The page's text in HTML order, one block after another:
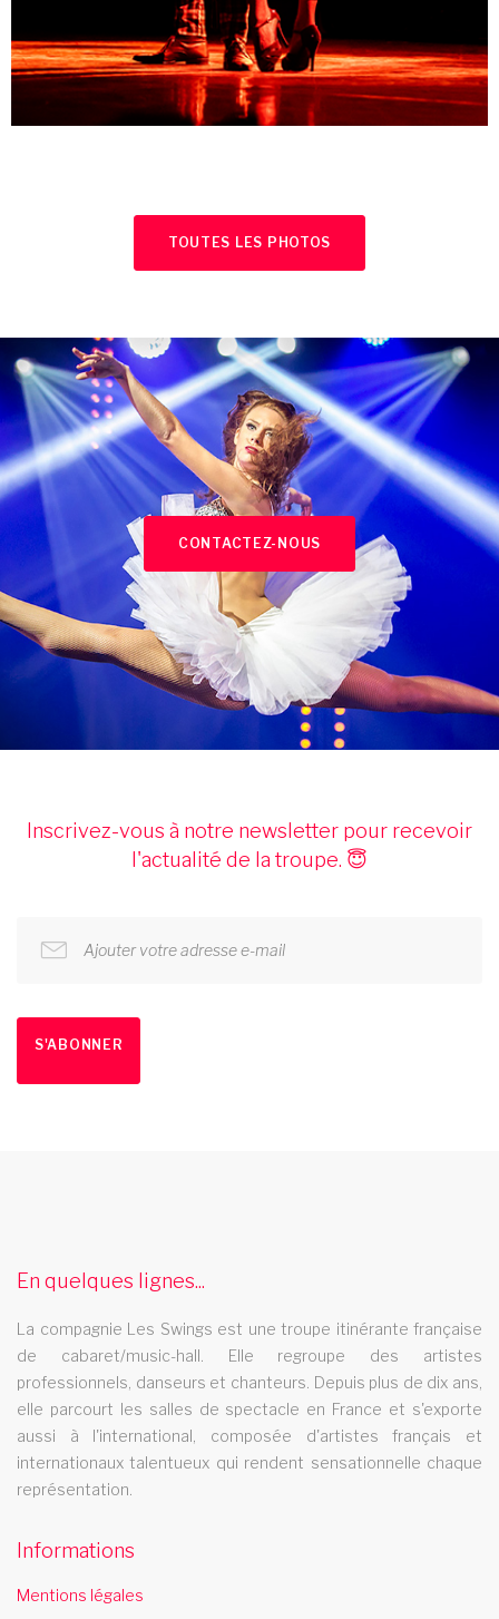
TOUTES LES PHOTOS
CONTACTEZ-NOUS
Inscrivez-vous à notre newsletter pour recevoir
l'actualité de la troupe. 😇
Ajouter votre adresse e-mail
S'ABONNER
soiree cabaret bergerac
Les Swings se déplace pour animer votre soiree cabaret à
bergerac Une des troupes itinérantes les plus demandées en
France. Une équipe d'artistes professionnels, plus de 500
représentations et 200.000 spectateurs. Des clients
prestigieux, des lieux d'exceptions : Stade de France, Opéra de
Lausanne, Casino Barrière,..
cabaret pyrenee atlantique
Le cabaret Les Swings se deplace dans le departement
spectacle music hall val de marne 94
En quelques lignes...
La compagnie Les Swings est une troupe itinérante française
de cabaret/music-hall. Elle regroupe des artistes
professionnels, danseurs et chanteurs. Depuis plus de dix ans,
elle parcourt les salles de spectacle en France et s'exporte
aussi à l'international, composée d'artistes français et
internationaux talentueux qui rendent sensationnelle chaque
représentation.
Informations
Mentions légales